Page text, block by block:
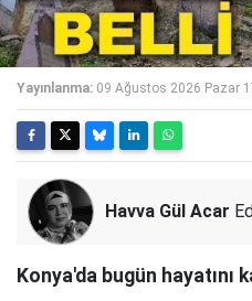
Yayınlanma: 09 Ağustos 2026 Pazar
Havva Gül Acar
Konya'da bugün